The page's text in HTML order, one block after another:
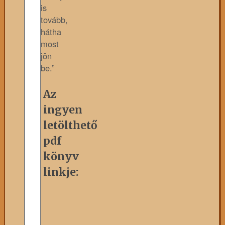
is
tovább,
hátha
most
jön
be.”
Az
ingyen
letölthető
pdf
könyv
linkje: